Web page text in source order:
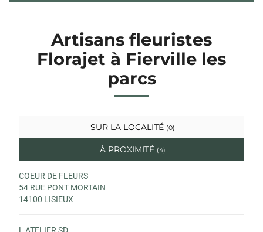
Artisans fleuristes
Florajet à Fierville les
parcs
SUR LA LOCALITÉ (0)
À PROXIMITÉ (4)
COEUR DE FLEURS
54 RUE PONT MORTAIN
14100 LISIEUX
L ATELIER SD